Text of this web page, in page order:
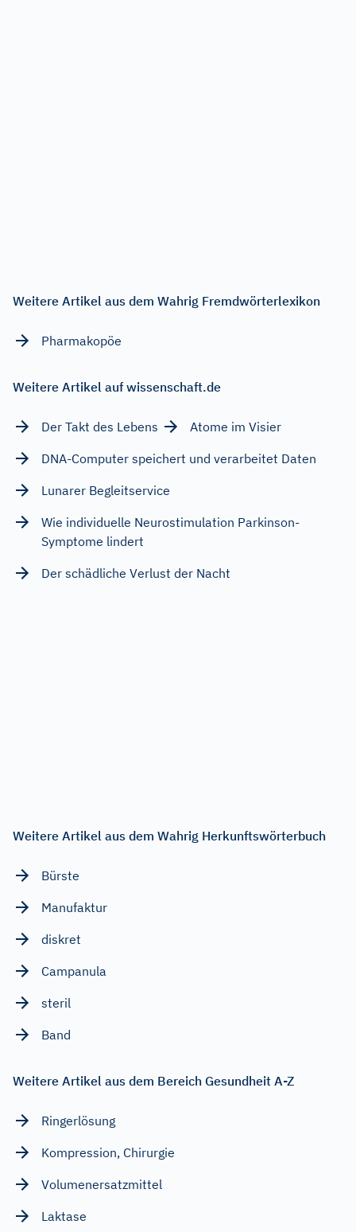
Weitere Artikel aus dem Wahrig Fremdwörterlexikon
Pharmakopöe
Weitere Artikel auf wissenschaft.de
Der Takt des Lebens
Atome im Visier
DNA-Computer speichert und verarbeitet Daten
Lunarer Begleitservice
Wie individuelle Neurostimulation Parkinson-
Symptome lindert
Der schädliche Verlust der Nacht
Weitere Artikel aus dem Wahrig Herkunftswörterbuch
Bürste
Manufaktur
diskret
Campanula
steril
Band
Weitere Artikel aus dem Bereich Gesundheit A-Z
Ringerlösung
Kompression, Chirurgie
Volumenersatzmittel
Laktase